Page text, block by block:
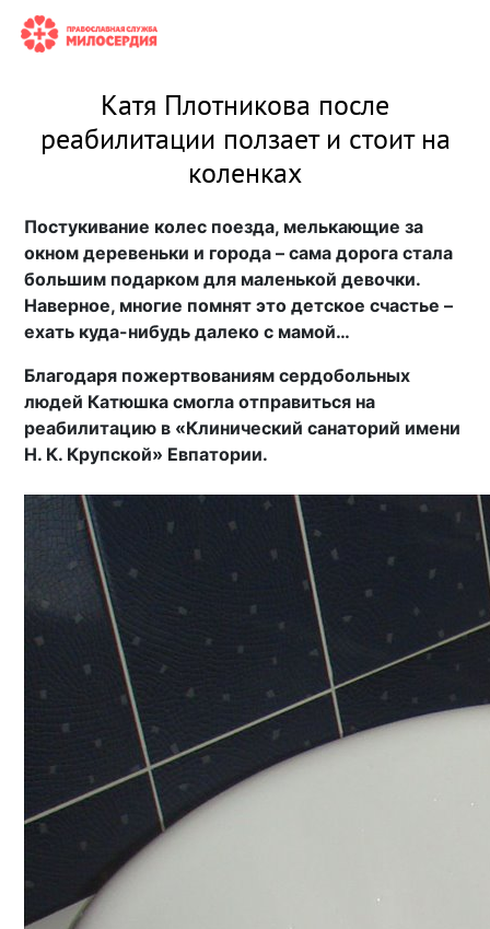
Катя Плотникова после
реабилитации ползает и стоит на
коленках
Постукивание колес поезда, мелькающие за
окном деревеньки и города – сама дорога стала
большим подарком для маленькой девочки.
Наверное, многие помнят это детское счастье –
ехать куда-нибудь далеко с мамой…
Благодаря пожертвованиям сердобольных
людей Катюшка смогла отправиться на
реабилитацию в «Клинический санаторий имени
Н. К. Крупской» Евпатории.